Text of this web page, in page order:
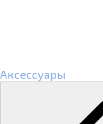
Аксессуары